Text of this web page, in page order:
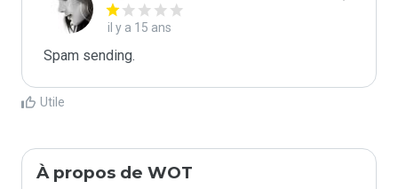
il y a 15 ans
Spam sending.
Utile
À propos de WOT